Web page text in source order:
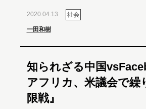
2020.04.13 社会
一田和樹
知られざる中国
アフリカ、米議会で繰
限戦』